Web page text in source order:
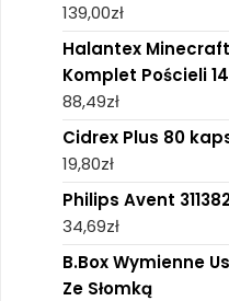
139,00zł
Halantex
Komplet Pościeli
88,49zł
Cidrex Plus 80
19,80zł
Philips Avent
34,69zł
B.Box Wymienne
Ze Słomką